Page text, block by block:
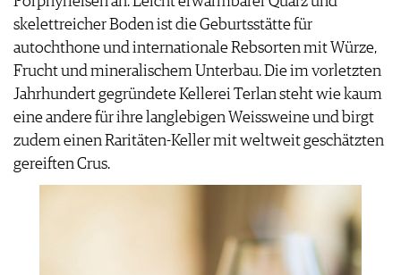
skelettreicher Boden ist die Geburtsstätte für
autochthone und internationale Rebsorten mit Würze,
Frucht und mineralischem Unterbau. Die im vorletzten
Jahrhundert gegründete Kellerei Terlan steht wie kaum
eine andere für ihre langlebigen Weissweine und birgt
zudem einen Raritäten-Keller mit weltweit geschätzten
gereiften Crus.